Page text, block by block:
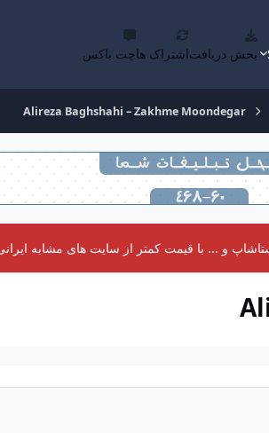
بخش دریافتاشتراک هاچت باکس
Alireza Baghshahi – Zakhme Moondegar
و ... با قیمت کمتر از سایت های مشابه